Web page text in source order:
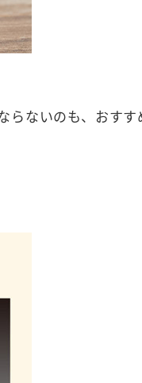
らないのも、おす